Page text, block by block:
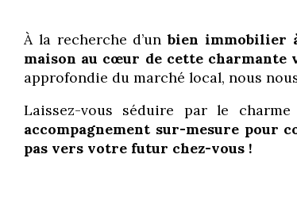
À la recherche d’unbien immobilier
maison au cœur de cette charmante
approfondie du marché local, nous
Laissez-vous séduire par le
accompagnement sur-mesure pour
pas vers votre futur chez-vous !